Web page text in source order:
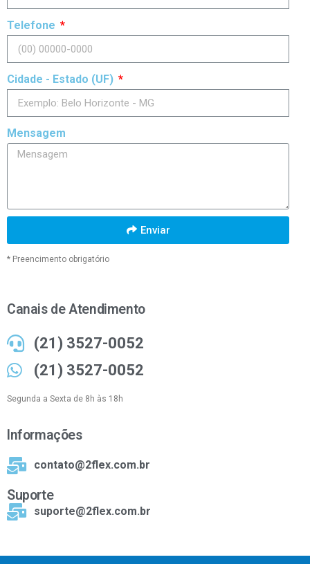
Telefone
Cidade - Estado (UF)
Mensagem
Enviar
* Preencimento obrigatório
Canais de Atendimento
(21) 3527-0052
(21) 3527-0052
Segunda a Sexta de 8h às 18h
Informações
contato@2flex.com.br
Suporte
suporte@2flex.com.br